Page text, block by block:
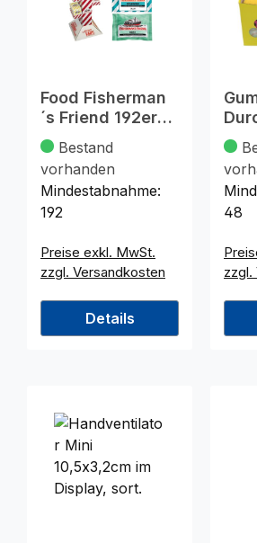
Food Fisherman
´s Friend 192er
Display 6fach
sort.Bestand
vorhanden
Mindestabnahme:
192
Preise exkl. MwSt.
zzgl. Versandkosten
Details
48
zzgl.